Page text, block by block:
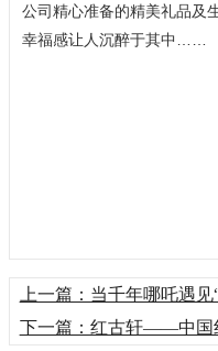
公司精心准备的精美礼品及
幸福感让人沉醉于其中……
上一篇：当千年哪吒遇见
下一篇：红古轩——中国